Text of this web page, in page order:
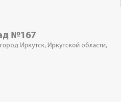
№167
Иркутск, Иркутской области,